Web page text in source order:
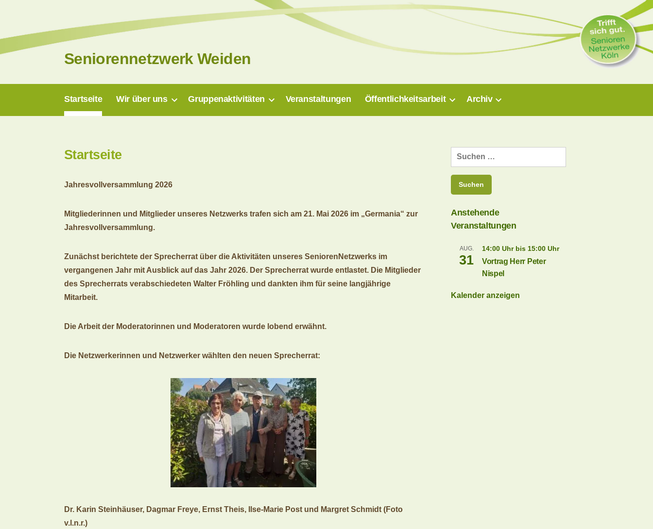
springen
Seniorennetzwerk Weiden
Startseite Wir über uns Gruppenaktivitäten Veranstaltungen Öffentlichkeitsarbeit Archiv
Startseite
Jahresvollversammlung 2026
Mitgliederinnen und Mitglieder unseres Netzwerks trafen sich am 21. Mai 2026 im „Germania“ zur
Jahresvollversammlung.
Zunächst berichtete der Sprecherrat über die Aktivitäten unseres SeniorenNetzwerks im
vergangenen Jahr mit Ausblick auf das Jahr 2026. Der Sprecherrat wurde entlastet. Die Mitglieder
des Sprecherrats verabschiedeten Walter Fröhling und dankten ihm für seine langjährige
Mitarbeit.
Die Arbeit der Moderatorinnen und Moderatoren wurde lobend erwähnt.
Die Netzwerkerinnen und Netzwerker wählten den neuen Sprecherrat:
Dr. Karin Steinhäuser, Dagmar Freye, Ernst Theis, Ilse-Marie Post und Margret Schmidt (Foto
v.l.n.r.)
Suchen
nach:
Anstehende
Veranstaltungen
AUG.
31
14:00 Uhrbis 15:00 Uhr
Vortrag Herr Peter
Nispel
Kalender anzeigen